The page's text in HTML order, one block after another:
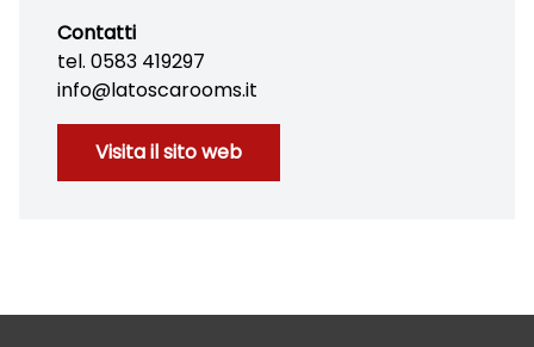
Contatti
tel. 0583 419297
info@latoscarooms.it
Visita il sito web